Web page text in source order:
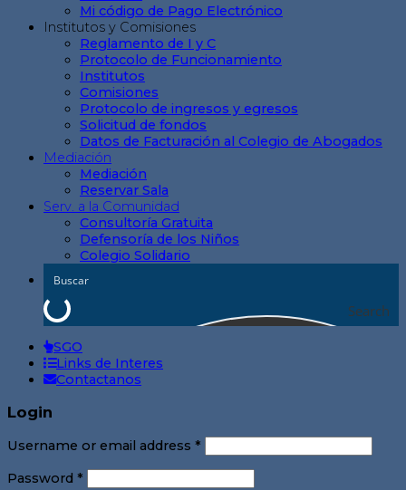
Mi código de Pago Electrónico
Institutos y Comisiones
Reglamento de I y C
Protocolo de Funcionamiento
Institutos
Comisiones
Protocolo de ingresos y egresos
Solicitud de fondos
Datos de Facturación al Colegio de Abogados
Mediación
Mediación
Reservar Sala
Serv. a la Comunidad
Consultoría Gratuita
Defensoría de los Niños
Colegio Solidario
Search
SGO
Links de Interes
Contactanos
Login
Username or email address *
Password *